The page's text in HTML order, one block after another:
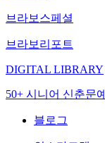
브라보스페셜
브라보리포트
DIGITAL LIBRARY
50+ 시니어 신춘문예
블로그